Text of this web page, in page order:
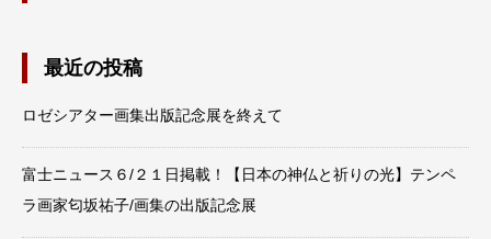
最近の投稿
ロゼシアター画集出版記念展を終えて
富士ニュース６/２１日掲載！【日本の神仏と祈りの光】テンペ
ラ画家匂坂祐子/画集の出版記念展